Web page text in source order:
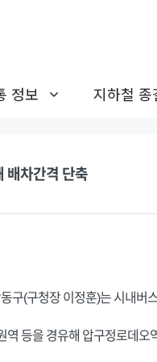
정보 지하철 종
배차간격 단축
구(구청장 이정훈)는 시내
등을 경유해 압구정로데